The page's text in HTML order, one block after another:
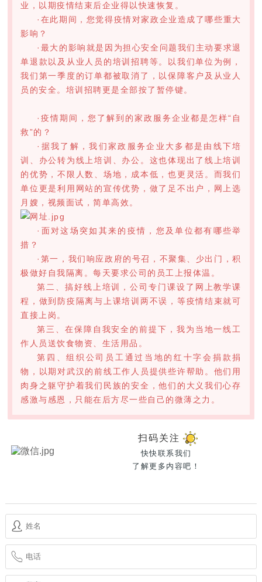
业，以期疫情结束后企业得以快速恢复。
·在此期间，您觉得疫情对家政企业造成了哪些重大
影响？
·最大的影响就是因为担心安全问题我们主动要求退
单退款以及从业人员的培训招聘等。以我们单位为例，
我们第一季度的订单都被取消了，以保障客户及从业人
员的安全。培训招聘更是全部按了暂停键。
·疫情期间，您了解到的家政服务企业都是怎样“自
救”的？
·据我了解，我们家政服务企业大多都是由线下培
训、办公转为线上培训、办公。这也体现出了线上培训
的优势，不限人数、场地，成本低，也更灵活。而我们
单位更是利用网站的宣传优势，做了足不出户，网上选
月嫂，视频面试，简单高效。
·面对这场突如其来的疫情，您及单位都有哪些举
措？
·第一，我们响应政府的号召，不聚集、少出门，积
极做好自我隔离。每天要求公司的员工上报体温。
第二、搞好线上培训，公司专门课设了网上教学课
程，做到防疫隔离与上课培训两不误，等疫情结束就可
直接上岗。
第三、在保障自我安全的前提下，我为当地一线工
作人员送饮食物资、生活用品。
第四、组织公司员工通过当地的红十字会捐款捐
物，以期对武汉的前线工作人员提供些许帮助。他们用
肉身之躯守护着我们民族的安全，他们的大义我们心存
感激与感恩，只能在后方尽一些自己的微薄之力。
扫码关注
快快联系我们
了解更多内容吧！